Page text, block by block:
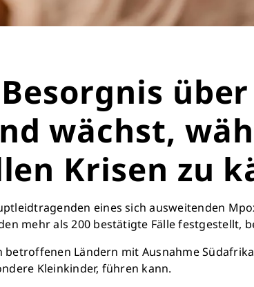
wächst,
Krisen zu
eines sich ausweitenden
mehr als 200 bestätigte Fälle festgestellt,
Ländern mit Ausnahme
Kleinkinder, führen kann.
Retten
Schon 50 Cent
monatlich
Sauberes